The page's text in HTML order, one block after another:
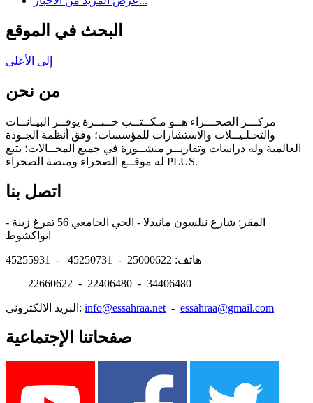
البحث في الموقع
إلى الأعلى
من نحن
مركـــز الصحـــراء هــو مـكــتــب خــبــرة يوفــر البيـانــات
والتحـلـيــلات والاستشارات للمؤسسات؛ وفق أنظمة الجـودة
العالمية وله دراسات وتقاريــر منشــورة في جميع المجــالات؛ يتبع
له موقــع الصحراء ومنصة الصحراء PLUS.
اتصل بنا
المقر: شارع نيلسون مانيدلا - الحي الجامعي 56 تفرغ زينة -
هاتف: 25000622 - 45250731 - 45255931
22660622 - 22406480 - 34406480
البريد الالكتروني: info@essahraa.net - essahraa@gmail.com
صفحاتنا الإجتماعية